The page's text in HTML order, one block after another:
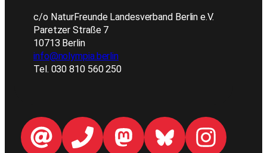
c/o NaturFreunde Landesverband Berlin e.V.
Paretzer Straße 7
10713 Berlin
info@nolympia.berlin
Tel. 030 810 560 250